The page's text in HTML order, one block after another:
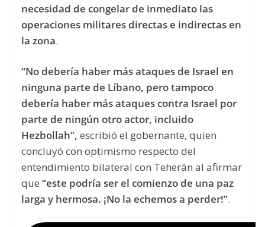
necesidad de congelar de inmediato las
operaciones militares directas e indirectas en
la zona.
“No debería haber más ataques de Israel en
ninguna parte de Líbano, pero tampoco
debería haber más ataques contra Israel por
parte de ningún otro actor, incluido
Hezbollah”, escribió el gobernante, quien
concluyó con optimismo respecto del
entendimiento bilateral con Teherán al afirmar
que “este podría ser el comienzo de una paz
larga y hermosa. ¡No la echemos a perder!”.